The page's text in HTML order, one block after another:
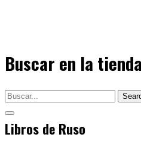
Buscar en la tienda